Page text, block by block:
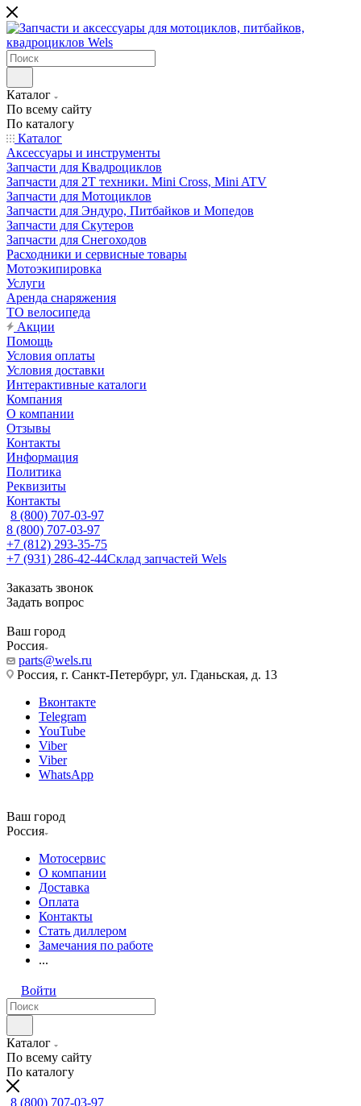
Каталог
По всему сайту
По каталогу
Каталог
Аксессуары и инструменты
Запчасти для Квадроциклов
Запчасти для 2T техники. Mini Cross, Mini ATV
Запчасти для Мотоциклов
Запчасти для Эндуро, Питбайков и Мопедов
Запчасти для Скутеров
Запчасти для Снегоходов
Расходники и сервисные товары
Мотоэкипировка
Услуги
Аренда снаряжения
ТО велосипеда
Акции
Помощь
Условия оплаты
Условия доставки
Интерактивные каталоги
Компания
О компании
Отзывы
Контакты
Информация
Политика
Реквизиты
Контакты
8 (800) 707-03-97
8 (800) 707-03-97
+7 (812) 293-35-75
+7 (931) 286-42-44Склад запчастей Wels
Заказать звонок
Задать вопрос
Ваш город
Россия
parts@wels.ru
Россия, г. Санкт-Петербург, ул. Гданьская, д. 13
Вконтакте
Telegram
YouTube
Viber
Viber
WhatsApp
Ваш город
Россия
Мотосервис
О компании
Доставка
Оплата
Контакты
Стать диллером
Замечания по работе
...
Войти
Каталог
По всему сайту
По каталогу
8 (800) 707-03-97